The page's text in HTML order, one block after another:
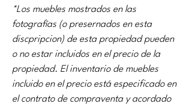
*Los muebles mostrados en las
fotografías (o presernados en esta
discpripcion) de esta propiedad pueden
o no estar incluidos en el precio de la
propiedad. El inventario de muebles
incluido en el precio está especificado en
el contrato de compraventa y acordado